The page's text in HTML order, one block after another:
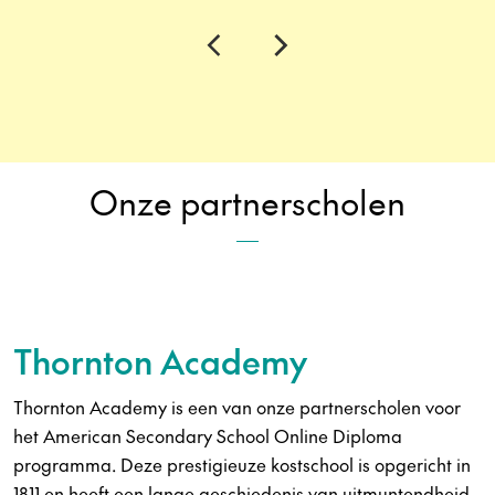
Onze partnerscholen
Thornton Academy
Thornton Academy is een van onze partnerscholen voor
het American Secondary School Online Diploma
programma. Deze prestigieuze kostschool is opgericht in